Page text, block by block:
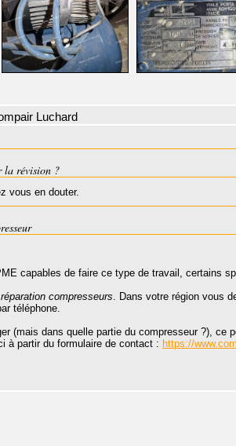
Luchard
la révision ?
vous en douter.
capables de faire ce type de travail, certains
réparation compresseurs . Dans votre région vous
téléphone.
(mais dans quelle partie du compresseur ?), ce
à partir du formulaire de contact : https://